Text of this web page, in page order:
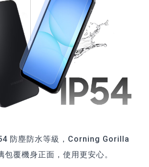
防塵防水等級，Corning Gorilla
覆機身正面，使用更安心。